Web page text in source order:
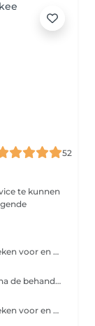
52
24-48 uur voor de behandeling scheren! 1-2 weken voor en na de behandeling geen zon, zonnebank of bruiningscrème gebruiken
24 uur voor de behandeling scheren! 2 weken na de behandeling geen zon, zonnebank of bruiningscrème gebruiken
24-48 uur voor de behandeling scheren! 1-2 weken voor en na de behandeling geen zon, zonnebank of bruiningscrème gebruiken